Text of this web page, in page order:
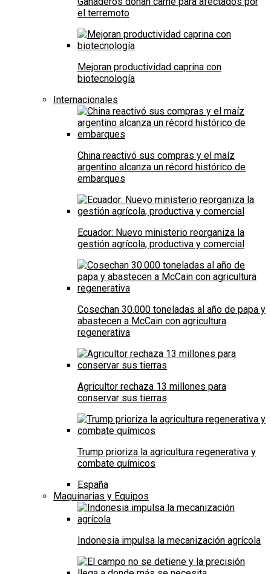
el terremoto
Mejoran productividad caprina con
biotecnología
Internacionales
China reactivó sus compras y el maíz
argentino alcanza un récord histórico de
embarques
Ecuador: Nuevo ministerio reorganiza la
gestión agrícola, productiva y comercial
Cosechan 30.000 toneladas al año de papa y
abastecen a McCain con agricultura
regenerativa
Agricultor rechaza 13 millones para
conservar sus tierras
Trump prioriza la agricultura regenerativa y
combate químicos
España
Maquinarias y Equipos
Indonesia impulsa la mecanización agrícola